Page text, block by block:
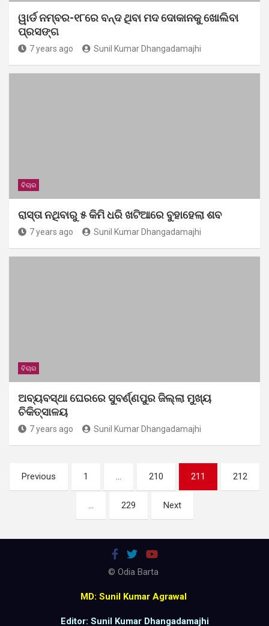
ୱାର୍ଡ ନମ୍ବର-୧୮ରେ ବନ୍ଦ ଥିବା ମଦ ଦୋକାନକୁ ଖୋଲିବା
ପ୍ରସଙ୍ଗ
7 years ago Sunil Kumar Dhangadamajhi
ବିଚାର
ରାସ୍ତା ନଥିବାରୁ ୫ କିମି ଧରି ଖଟିଆରେ ବୁହାହେଲା ଶବ
7 years ago Sunil Kumar Dhangadamajhi
ବିଚାର
ଅବ୍ୟବସ୍ଥା ଘେରରେ ସୁବର୍ଣ୍ଣପୁର ଜିଲ୍ଲା ମୁଖ୍ୟ
ଚିକିତ୍ସାଳୟ
7 years ago Sunil Kumar Dhangadamajhi
Posts
pagination
Previous 1 … 210 211 212
… 229 Next
© Odia Barta
MD: Sunil Kumar Agrawal
Editor: Sunil Kumar Dhangadamajhi